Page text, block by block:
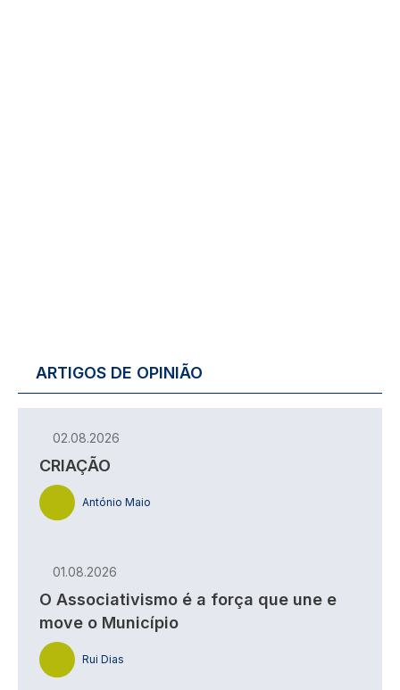
ARTIGOS DE OPINIÃO
02.08.2026
CRIAÇÃO
António Maio
01.08.2026
O Associativismo é a força que une e
move o Município
Rui Dias